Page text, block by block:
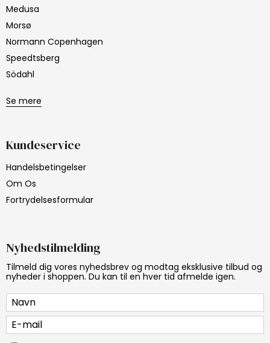
Medusa
Morsø
Normann Copenhagen
Speedtsberg
Södahl
Se mere
Kundeservice
Handelsbetingelser
Om Os
Fortrydelsesformular
Nyhedstilmelding
Tilmeld dig vores nyhedsbrev og modtag eksklusive tilbud og
nyheder i shoppen. Du kan til en hver tid afmelde igen.